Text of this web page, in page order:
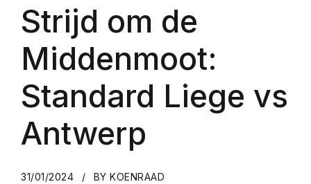
Strijd om de
Middenmoot:
Standard Liege vs
Antwerp
31/01/2024 BY KOENRAAD